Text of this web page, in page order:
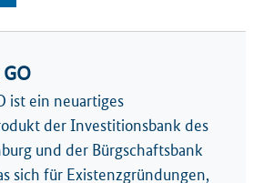
ist ein neuartiges
der Investitionsbank des
und der Bürgschaftsbank
sich für Existenzgründungen,